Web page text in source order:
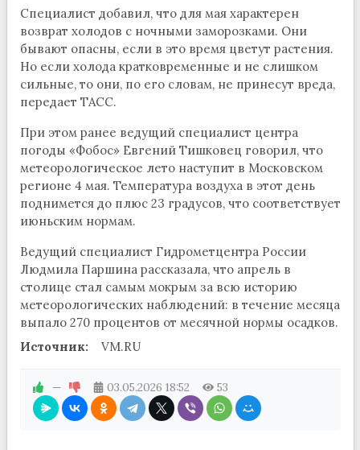
Специалист добавил, что для мая характерен
возврат холодов с ночными заморозками. Они
бывают опасны, если в это время цветут растения.
Но если холода кратковременные и не слишком
сильные, то они, по его словам, не принесут вреда,
передает ТАСС.
При этом ранее ведущий специалист центра
погоды «Фобос» Евгений Тишковец говорил, что
метеорологическое лето наступит в Московском
регионе 4 мая. Температура воздуха в этот день
поднимется до плюс 23 градусов, что соответствует
июньским нормам.
Ведущий специалист Гидрометцентра России
Людмила Паршина рассказала, что апрель в
столице стал самым мокрым за всю историю
метеорологических наблюдений: в течение месяца
выпало 270 процентов от месячной нормы осадков.
Источник:
VM.RU
— 03.05.2026 18:52 53